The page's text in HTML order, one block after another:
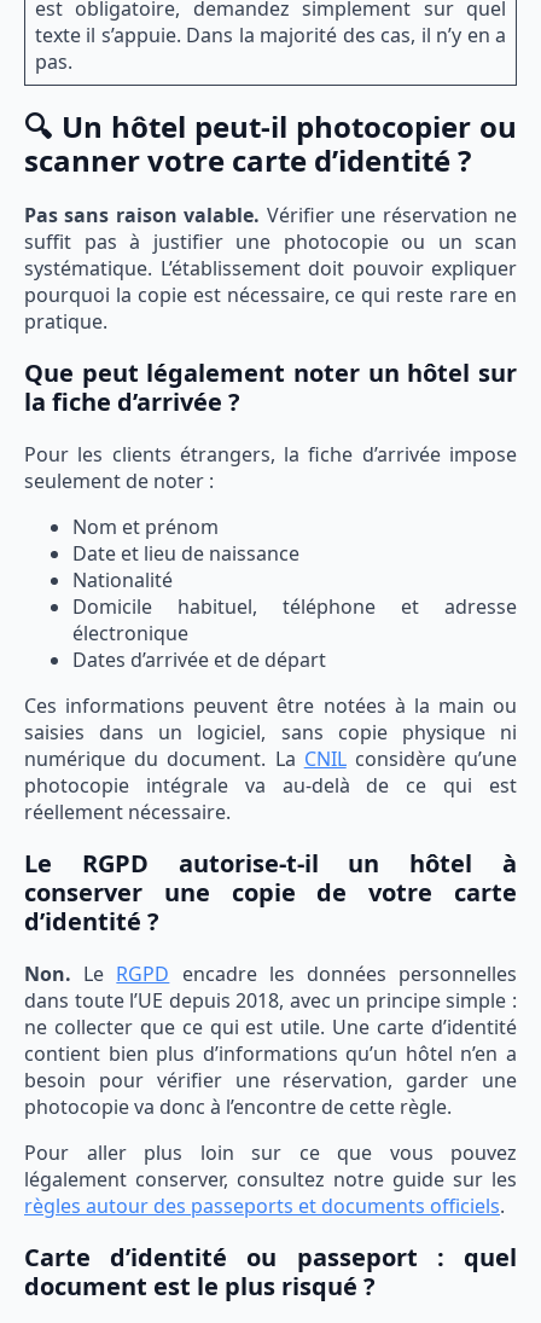
est obligatoire, demandez simplement sur quel
texte il s’appuie. Dans la majorité des cas, il n’y en a
pas.
🔍 Un hôtel peut-il photocopier ou
scanner votre carte d’identité ?
Pas sans raison valable. Vérifier une réservation ne
suffit pas à justifier une photocopie ou un scan
systématique. L’établissement doit pouvoir expliquer
pourquoi la copie est nécessaire, ce qui reste rare en
pratique.
Que peut légalement noter un hôtel sur
la fiche d’arrivée ?
Pour les clients étrangers, la fiche d’arrivée impose
seulement de noter :
Nom et prénom
Date et lieu de naissance
Nationalité
Domicile habituel, téléphone et adresse
électronique
Dates d’arrivée et de départ
Ces informations peuvent être notées à la main ou
saisies dans un logiciel, sans copie physique ni
numérique du document. La CNILconsidère qu’une
photocopie intégrale va au-delà de ce qui est
réellement nécessaire.
Le RGPD autorise-t-il un hôtel à
conserver une copie de votre carte
d’identité ?
Non. Le RGPD encadre les données personnelles
dans toute l’UE depuis 2018, avec un principe simple :
ne collecter que ce qui est utile. Une carte d’identité
contient bien plus d’informations qu’un hôtel n’en a
besoin pour vérifier une réservation, garder une
photocopie va donc à l’encontre de cette règle.
Pour aller plus loin sur ce que vous pouvez
légalement conserver, consultez notre guide sur les
règles autour des passeports et documents officiels.
Carte d’identité ou passeport : quel
document est le plus risqué ?